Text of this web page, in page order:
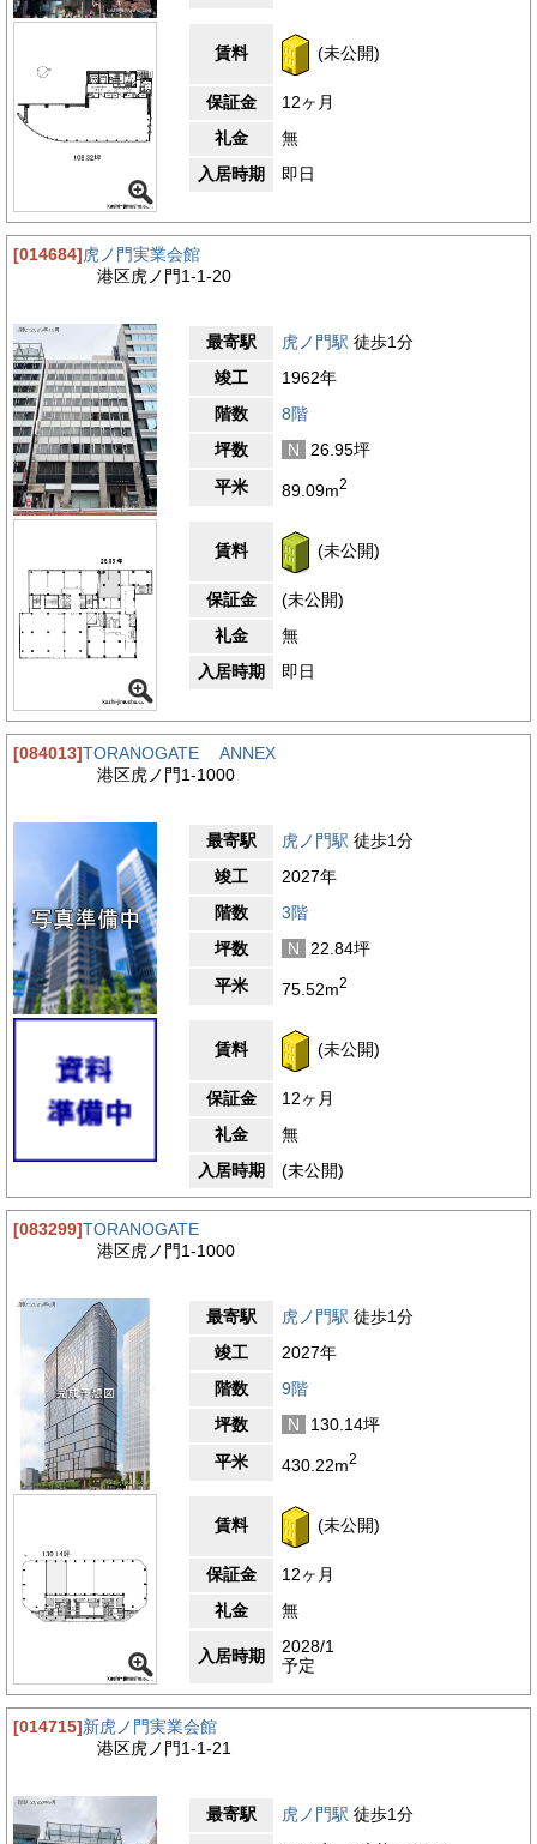
賃料 (未公開)
保証金
12ヶ月
礼金
無
入居時期
即日
[014684]虎ノ門実業会館
港区虎ノ門1-1-20
最寄駅 虎ノ門駅 徒歩1分
竣工
1962年
階数
8階
坪数
N
26.95坪
平米
89.09m2
賃料 (未公開)
保証金
(未公開)
礼金
無
入居時期
即日
[084013]TORANOGATE ANNEX
港区虎ノ門1-1000
最寄駅 虎ノ門駅 徒歩1分
竣工
2027年
階数
3階
坪数
N
22.84坪
平米
75.52m2
賃料 (未公開)
保証金
12ヶ月
礼金
無
入居時期
(未公開)
[083299]TORANOGATE
港区虎ノ門1-1000
最寄駅 虎ノ門駅 徒歩1分
竣工
2027年
階数
9階
坪数
N
130.14坪
平米
430.22m2
賃料 (未公開)
保証金
12ヶ月
礼金
無
入居時期
2028/1
予定
[014715]新虎ノ門実業会館
港区虎ノ門1-1-21
最寄駅 虎ノ門駅 徒歩1分